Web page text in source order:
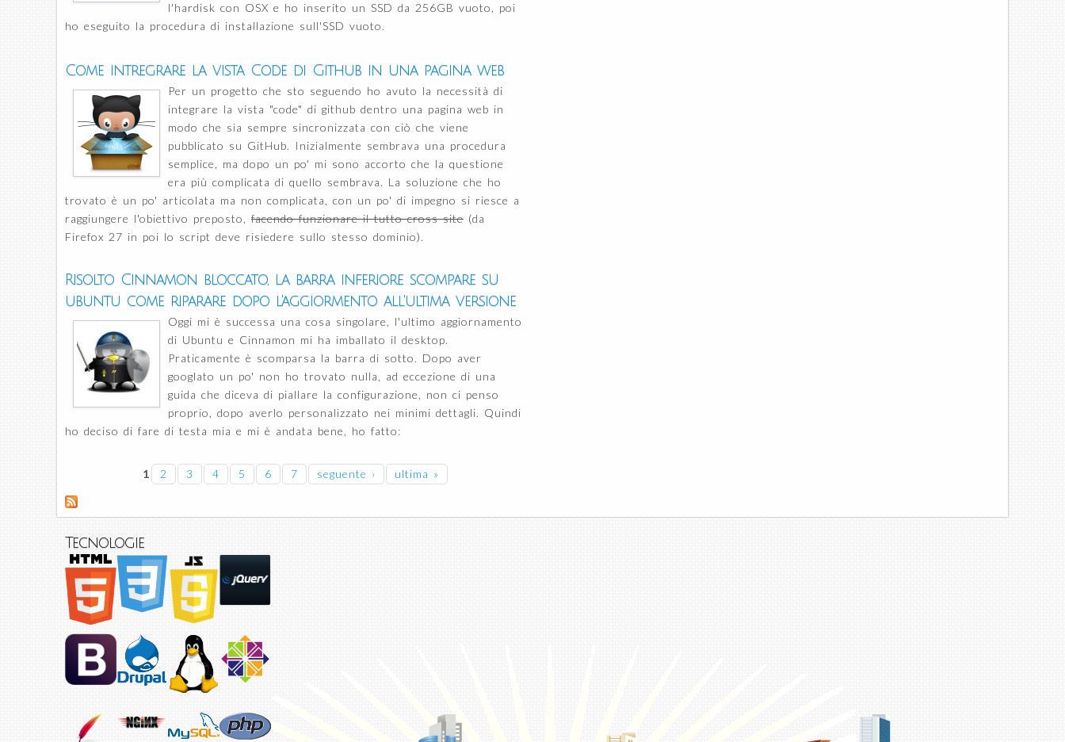
l'hardisk con OSX e ho inserito un SSD da 256GB vuoto, poi
ho eseguito la procedura di installazione sull'SSD vuoto.
Come intregrare la vista Code di Github in una pagina web
Per un progetto che sto seguendo ho avuto la necessità di
integrare la vista "code" di github dentro una pagina web in
modo che sia sempre sincronizzata con ciò che viene
pubblicato su GitHub. Inizialmente sembrava una procedura
semplice, ma dopo un po' mi sono accorto che la questione
era più complicata di quello sembrava. La soluzione che ho
trovato è un po' articolata ma non complicata, con un po' di impegno si riesce a
raggiungere l'obiettivo preposto, facendo funzionare il tutto cross site (da
Firefox 27 in poi lo script deve risiedere sullo stesso dominio).
Risolto Cinnamon bloccato, la barra inferiore scompare su
ubuntu come riparare dopo l'aggiormento all'ultima versione
Oggi mi è successa una cosa singolare, l'ultimo aggiornamento
di Ubuntu e Cinnamon mi ha imballato il desktop.
Praticamente è scomparsa la barra di sotto. Dopo aver
googlato un po' non ho trovato nulla, ad eccezione di una
guida che diceva di piallare la configurazione, non ci penso
proprio, dopo averlo personalizzato nei minimi dettagli. Quindi
ho deciso di fare di testa mia e mi è andata bene, ho fatto:
1 2 3 4 5 6 7 seguente › ultima »
Tecnologie